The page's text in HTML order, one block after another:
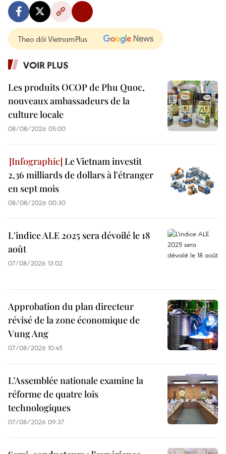
Theo dõi VietnamPlus
VOIR PLUS
Les produits OCOP de Phu Quoc,
nouveaux ambassadeurs de la
culture locale
08/08/2026 05:00
Le Vietnam investit
2,36 milliards de dollars à l'étranger
en sept mois
08/08/2026 00:30
L'indice ALE 2025 sera dévoilé le 18
août
07/08/2026 13:02
Approbation du plan directeur
révisé de la zone économique de
Vung Ang
07/08/2026 10:45
L’Assemblée nationale examine la
réforme de quatre lois
technologiques
07/08/2026 09:37